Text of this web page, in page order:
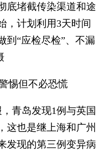
底堵截传染渠道和途
，计划利用3天时间
到“应检尽检”、不漏
惕但不必恐慌
青岛发现1例与英国
这也是继上海和广州
发现的第三例变异病